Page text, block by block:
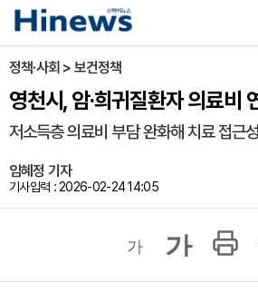
정책·사회 > 보건정책
영천시, 암·희귀질환자 의료비
저소득층 의료비 부담 완화해 치료 접근
임혜정 기자
기사입력 : 2026-02-24 14:05
가 가